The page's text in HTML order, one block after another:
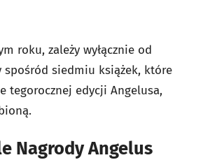
roku, zależy wyłącznie od
spośród siedmiu książek, które
tegorocznej edycji Angelusa,
Nagrody Angelus